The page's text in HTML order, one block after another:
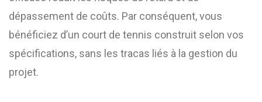
dépassement de coûts. Par conséquent, vous
bénéficiez d’un court de tennis construit selon vos
spécifications, sans les tracas liés à la gestion du
projet.